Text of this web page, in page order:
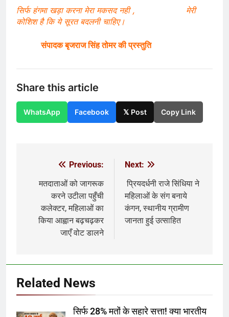
सिर्फ हंगमा खड़ा करना मेरा मकसद नही , मेरी
कोशिश है कि ये सूरत बदलनी चाहिए।
संपादक बृजराज सिंह तोमर की प्रस्तुति
Share this article
WhatsApp Facebook 𝕏 Post Copy Link
navigation
Previous:
मतदाताओं को जागरूक
करने उटीला पहुँची
कलेक्टर, महिलाओं का
किया आह्वान बढ़चढ़कर
जाएँ वोट डालने
Next:
प्रियदर्धनी राजे सिंधिया ने
महिलाओं के संग बनाये
कंगन, स्थानीय ग्रामीण
जानता हुई उत्साहित
Related News
सिर्फ 28% मतों के सहारे सत्ता! क्या भारतीय